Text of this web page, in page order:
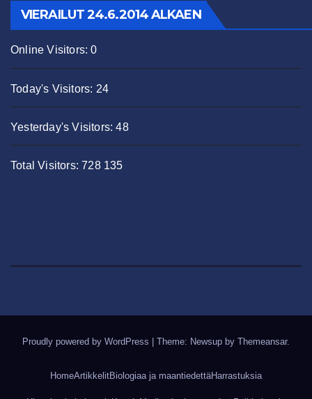
VIERAILUT 24.6.2014 ALKAEN
Online Visitors:0
Today's Visitors: 24
Yesterday's Visitors:48
Total Visitors:728 135
Proudly powered by WordPress Theme: Newsup by Themeansar.
HomeArtikkelitBiologiaa ja maantiedettäHarrastuksia